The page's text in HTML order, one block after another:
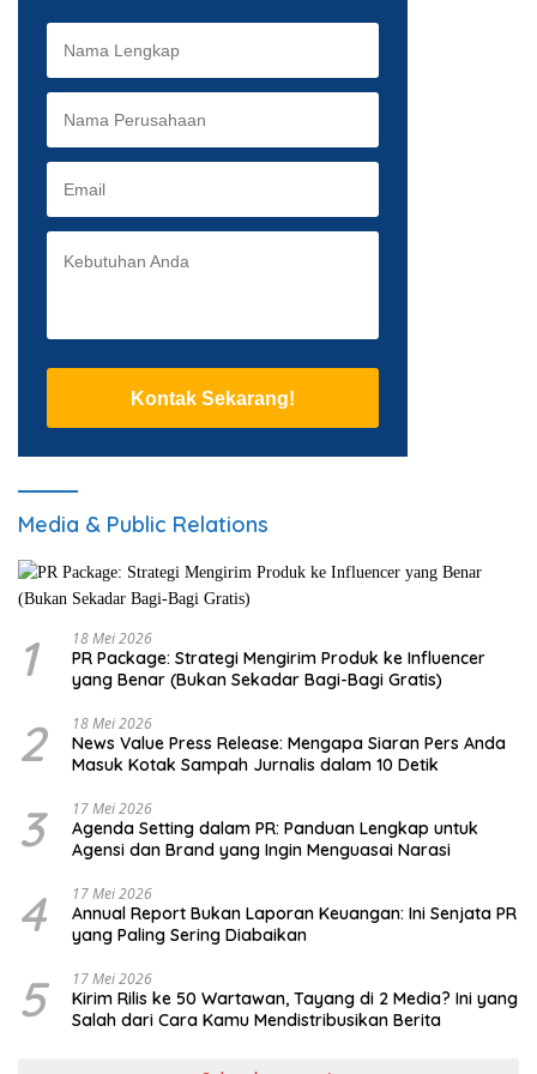
Kontak Sekarang!
Media & Public Relations
1 18 Mei 2026
PR Package: Strategi Mengirim Produk ke Influencer
yang Benar (Bukan Sekadar Bagi-Bagi Gratis)
2 18 Mei 2026
News Value Press Release: Mengapa Siaran Pers Anda
Masuk Kotak Sampah Jurnalis dalam 10 Detik
3 17 Mei 2026
Agenda Setting dalam PR: Panduan Lengkap untuk
Agensi dan Brand yang Ingin Menguasai Narasi
4 17 Mei 2026
Annual Report Bukan Laporan Keuangan: Ini Senjata PR
yang Paling Sering Diabaikan
5 17 Mei 2026
Kirim Rilis ke 50 Wartawan, Tayang di 2 Media? Ini yang
Salah dari Cara Kamu Mendistribusikan Berita